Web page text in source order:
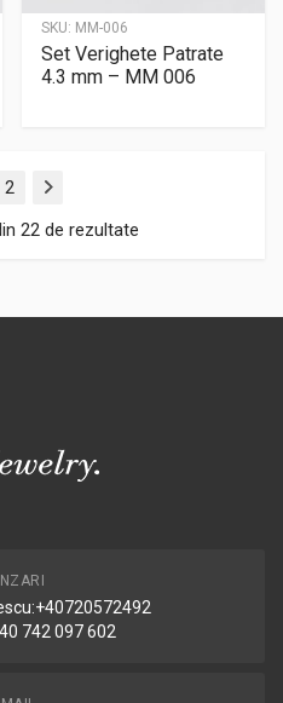
SKU: MM-006
Set Verighete Patrate
4.3 mm – MM 006
2
Next
22 de rezultate
742 097 602